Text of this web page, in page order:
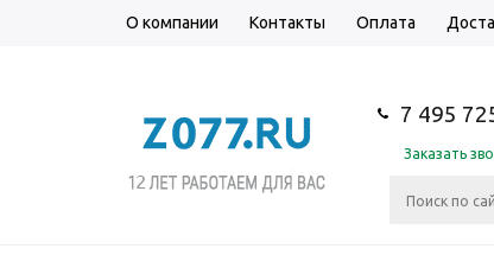
О компании Контакты Оплата
7 495
Заказать